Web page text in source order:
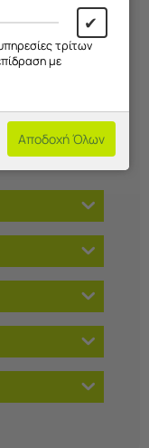
✔
τρίτων
με
Αποδοχή Όλων